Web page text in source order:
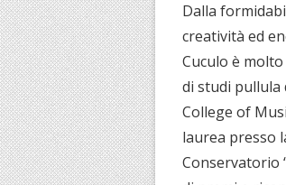
Dalla
creatività ed
Cuculo è
di studi pullula
College of
laurea presso
Conservatorio